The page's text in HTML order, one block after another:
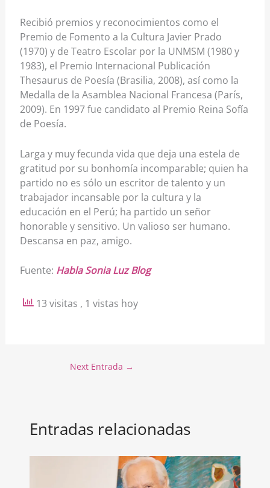
Recibió premios y reconocimientos como el
Premio de Fomento a la Cultura Javier Prado
(1970) y de Teatro Escolar por la UNMSM (1980 y
1983), el Premio Internacional Publicación
Thesaurus de Poesía (Brasilia, 2008), así como la
Medalla de la Asamblea Nacional Francesa (París,
2009). En 1997 fue candidato al Premio Reina Sofía
de Poesía.
Larga y muy fecunda vida que deja una estela de
gratitud por su bonhomía incomparable; quien ha
partido no es sólo un escritor de talento y un
trabajador incansable por la cultura y la
educación en el Perú; ha partido un señor
honorable y sensitivo. Un valioso ser humano.
Descansa en paz, amigo.
Fuente: Habla Sonia Luz Blog
13 visitas , 1 vistas hoy
Next Entrada →
Entradas relacionadas